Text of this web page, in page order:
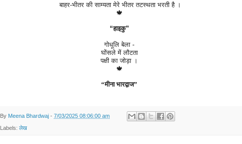
बाहर-भीतर की साम्यता मेरे भीतर तटस्थता भरती है ।
🍁
“हाइकु”
गोधूलि बेला -
घोंसले में लौटता
पक्षी का जोड़ा ।
🍁
“मीना भारद्वाज”
By Meena Bhardwaj - 7/03/2025 08:06:00 am
Labels: लेख​